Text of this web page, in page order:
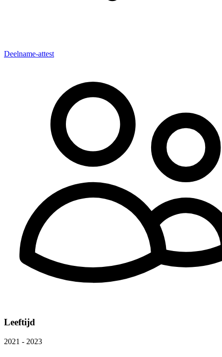
Deelname-attest
Leeftijd
2021 - 2023